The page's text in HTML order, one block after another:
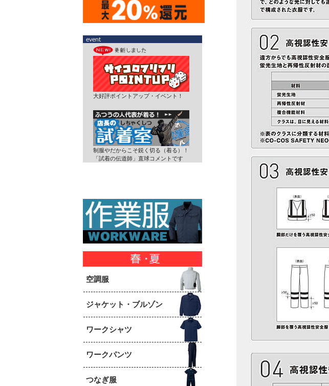
大好評ポイントアップ・イベント！
制服やだからこそ鋭く切る（着る）！
「試着の伝道師」直球コメントです
空調服
ジャケット・ブルゾン
ワークシャツ
ワークパンツ
つなぎ服